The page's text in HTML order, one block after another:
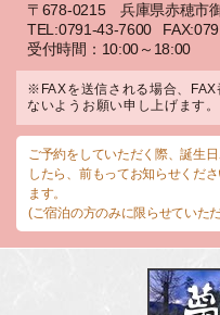
〒678-0215 兵庫県赤穂市
TEL:0791-43-7600
受付時間：10:00～18:00
※FAXを送信される場合、
ないようお願い申し上げます。
ご予約をしていただく際、誕生
したら、前もってお知らせくだ
ます。
(ご宿泊の方のみに限らせていた